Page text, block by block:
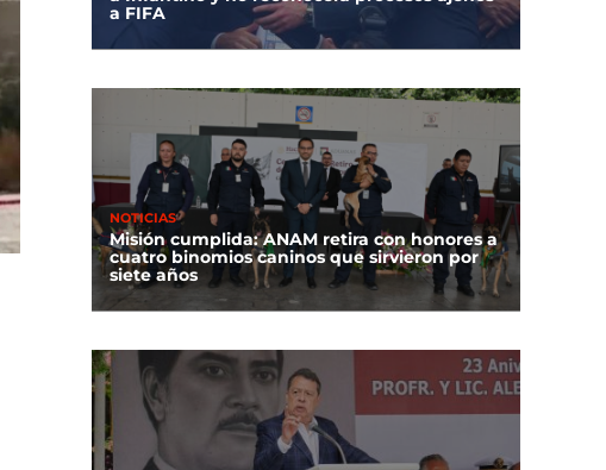
a FIFA
NOTICIAS
Misión cumplida: ANAM retira con honores a
cuatro binomios caninos que sirvieron por
siete años